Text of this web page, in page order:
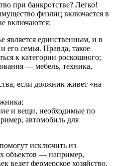
при банкротстве? Легко!
физлиц включается в
включаются:
является единственным, и в
его семья. Правда, такое
к категории роскошного;
— мебель, техника,
если должник живет «на
и вещи, необходимые по
автомобиль для
исключить из
объектов — например,
ведет фермерское хозяйство.